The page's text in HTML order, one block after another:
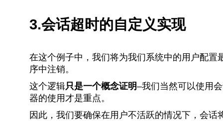
3.会话超时的自定义实现
在这个例子中，我们将为我们系统中的用户配
序中注销。
这个逻辑只是一个概念证明–我们当然可以使用
器的使用才是重点。
因此，我们要确保在用户不活跃的情况下，会